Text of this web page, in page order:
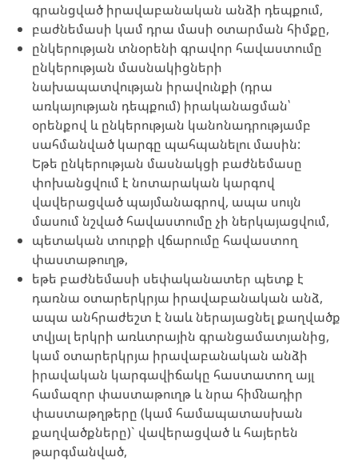
գրանցված իրավաբանական անձի դեպքում,
բաժնեմասի կամ դրա մասի օտարման հիմքը,
ընկերության տնօրենի գրավոր հավաստումը
ընկերության մասնակիցների
նախապատվության իրավունքի (դրա
առկայության դեպքում) իրականացման՝
օրենքով և ընկերության կանոնադրությամբ
սահմանված կարգը պահպանելու մասին:
Եթե ընկերության մասնակցի բաժնեմասը
փոխանցվում է նոտարական կարգով
վավերացված պայմանագրով, ապա սույն
մասում նշված հավաստումը չի ներկայացվում,
պետական տուրքի վճարումը հավաստող
փաստաթուղթ,
եթե բաժնեմասի սեփականատեր պետք է
դառնա օտարերկրյա իրավաբանական անձ,
ապա անհրաժեշտ է նաև ներայացնել քաղվածք
տվյալ երկրի առևտրային գրանցամատյանից,
կամ օտարերկրյա իրավաբանական անձի
իրավական կարգավիճակը հաստատող այլ
համազոր փաստաթուղթ և նրա հիմնադիր
փաստաթղթերը (կամ համապատասխան
քաղվածքները)` վավերացված և հայերեն
թարգմանված,